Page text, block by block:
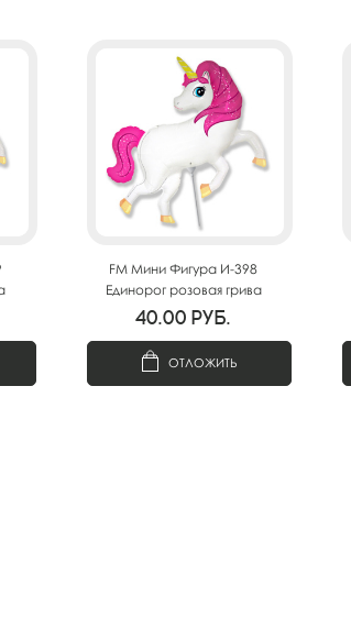
FM Мини Фигура И-398
Единорог розовая грива
36см X 27см
40.00 руб.
ОТЛОЖИТЬ